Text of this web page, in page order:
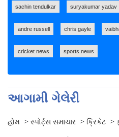
sachin tendulkar suryakumar yadav
andre russell chris gayle
cricket news sports news
આગામી ગેલેરી
હોમ > સ્પોર્ટ્સ સમાચાર > ક્રિકેટ >